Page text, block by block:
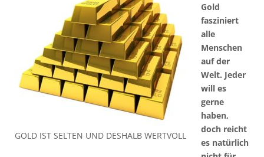
GOLD IST SELTEN UND DESHALB WERTVOLL
Gold
fasziniert
alle
Menschen
auf der
Welt. Jeder
will es
gerne
haben,
doch reicht
es natürlich